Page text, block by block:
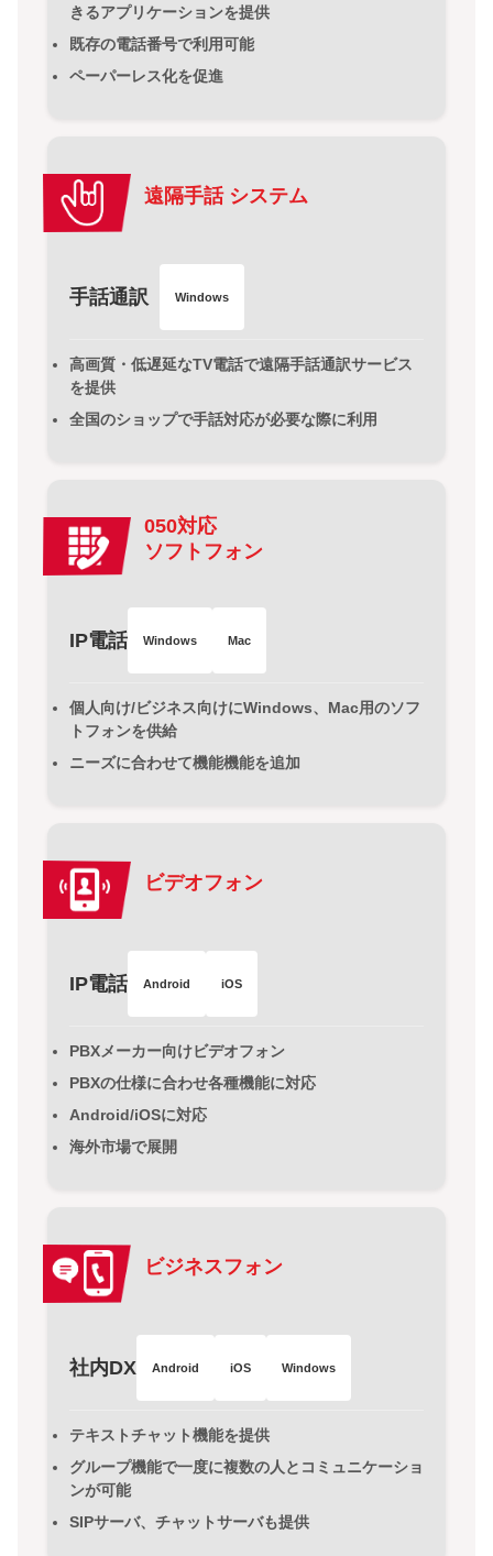
きるアプリケーションを提供
既存の電話番号で利用可能
ペーパーレス化を促進
遠隔手話 システム
手話通訳 Windows
高画質・低遅延なTV電話で遠隔手話通訳サービス
を提供
全国のショップで手話対応が必要な際に利用
050対応
ソフトフォン
IP電話 Windows Mac
個人向け/ビジネス向けにWindows、Mac用のソフ
トフォンを供給
ニーズに合わせて機能機能を追加
ビデオフォン
IP電話 Android iOS
PBXメーカー向けビデオフォン
PBXの仕様に合わせ各種機能に対応
Android/iOSに対応
海外市場で展開
ビジネスフォン
社内DX Android iOS Windows
テキストチャット機能を提供
グループ機能で一度に複数の人とコミュニケーショ
ンが可能
SIPサーバ、チャットサーバも提供